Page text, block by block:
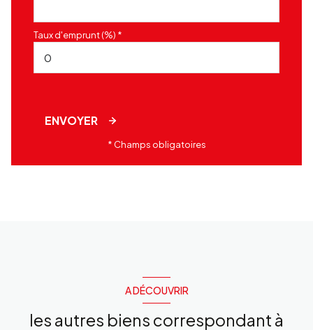
Taux d'emprunt (%) *
ENVOYER
* Champs obligatoires
A DÉCOUVRIR
les autres biens correspondant à